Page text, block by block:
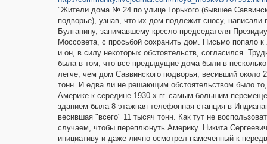
"Жители дома № 24 по улице Горького (бывшее
подворье), узнав, что их дом подлежит сносу, написали
Булганину, занимавшему кресло председателя
Моссовета, с просьбой сохранить дом. Письмо попало
и он, в силу некоторых обстоятельств, согласился.
была в том, что все предыдущие дома были в несколько
легче, чем дом Саввинского подворья, весивший около
тонн. И едва ли не решающим обстоятельством было
Америке к середине 1930-х гг. самым большим
зданием была 8-этажная телефонная станция в
весившая "всего" 11 тысяч тонн. Как тут не
случаем, чтобы переплюнуть Америку. Никита
инициативу и даже лично осмотрел намеченный к